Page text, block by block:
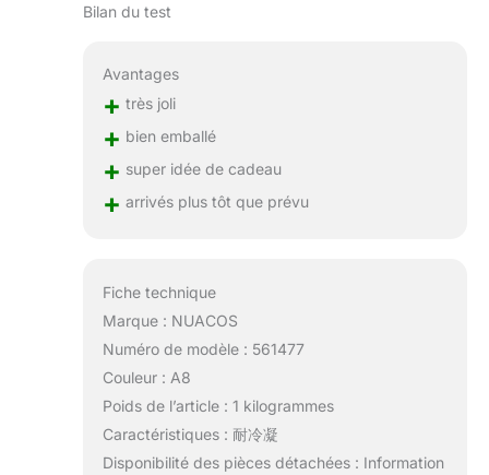
Bilan du test
Avantages
+ très joli
+ bien emballé
+ super idée de cadeau
+ arrivés plus tôt que prévu
Fiche technique
Marque : NUACOS
Numéro de modèle : 561477
Couleur : A8
Poids de l’article : 1 kilogrammes
Caractéristiques : 耐冷凝
Disponibilité des pièces détachées : Information